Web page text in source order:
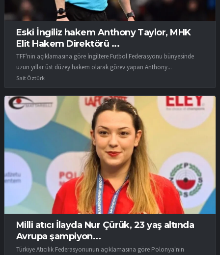
Eski İngiliz hakem Anthony Taylor, MHK
Elit Hakem Direktörü ...
TFF'nin açıklamasına göre İngiltere Futbol Federasyonu bünyesinde
uzun yıllar üst düzey hakem olarak görev yapan Anthony...
Sait Öztürk
Milli atıcı İlayda Nur Çürük, 23 yaş altında
Avrupa şampiyon...
Türkiye Atıcılık Federasyonunun açıklamasına göre Polonya'nın